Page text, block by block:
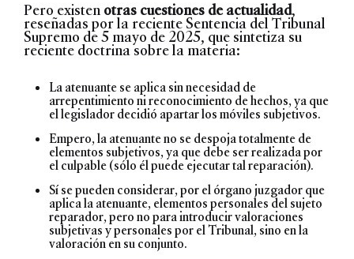
Pero existen otras cuestiones de actualidad,
reseñadas por la recienteSentencia del Tribunal
Supremo de 5 mayo de 2025, que sintetiza su
reciente doctrina sobre la materia:
La atenuante se aplica sin necesidad de
arrepentimiento ni reconocimiento de hechos, ya que
el legislador decidió apartar los móviles subjetivos.
Empero, la atenuante no se despoja totalmente de
elementos subjetivos, ya que debe ser realizada por
el culpable (sólo él puede ejecutar tal reparación).
Sí se pueden considerar, por el órgano juzgador que
aplica la atenuante, elementos personales del sujeto
reparador, pero no para introducir valoraciones
subjetivas y personales por el Tribunal, sino en la
valoración en su conjunto.